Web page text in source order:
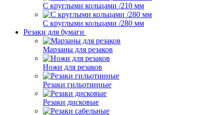
С круглыми кольцами /210 мм
С круглыми кольцами /280 мм
Резаки для бумаги
Марзаны для резаков
Ножи для резаков
Резаки гильотинные
Резаки дисковые